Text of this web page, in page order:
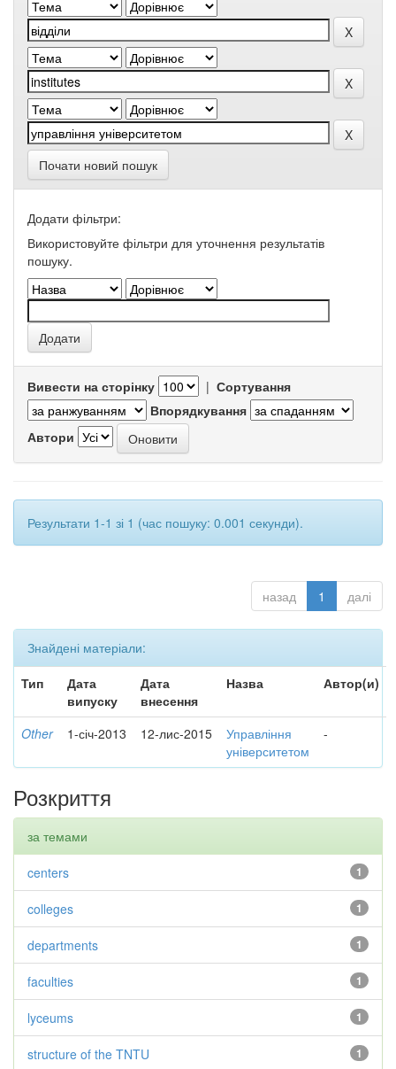
Почати новий пошук
Додати фільтри:
Використовуйте фільтри для уточнення результатів
пошуку.
Вивести на сторінку | Сортування
Впорядкування
Автори
Результати 1-1 зі 1 (час пошуку: 0.001 секунди).
назад 1 далі
Знайдені матеріали:
Тип
Дата
випуску
Дата
внесення
Назва Автор(и)
Other 1-січ-2013 12-лис-2015
Управління
університетом
-
Розкриття
за темами
1
centers
1
colleges
1
departments
1
faculties
1
lyceums
1
structure of the TNTU